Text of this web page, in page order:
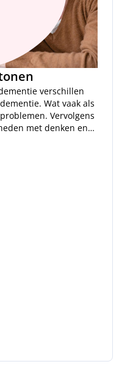
verschillen
Wat vaak als
Vervolgens
met denken en